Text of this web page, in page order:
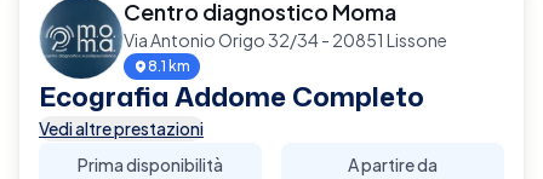
Centro diagnostico Moma
Via Antonio Origo 32/34 - 20851 Lissone
8.1 km
Ecografia Addome Completo
Vedi altre prestazioni
Prima disponibilità
A partire da